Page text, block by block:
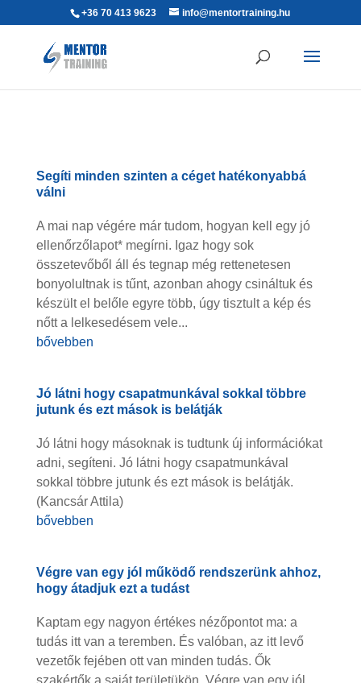
+36 70 413 9623 info@mentortraining.hu
Segíti minden szinten a céget hatékonyabbá
válni
A mai nap végére már tudom, hogyan kell egy jó
ellenőrzőlapot* megírni. Igaz hogy sok
összetevőből áll és tegnap még rettenetesen
bonyolultnak is tűnt, azonban ahogy csináltuk és
készült el belőle egyre több, úgy tisztult a kép és
nőtt a lelkesedésem vele...
bővebben
Jó látni hogy csapatmunkával sokkal többre
jutunk és ezt mások is belátják
Jó látni hogy másoknak is tudtunk új információkat
adni, segíteni. Jó látni hogy csapatmunkával
sokkal többre jutunk és ezt mások is belátják.
(Kancsár Attila)
bővebben
Végre van egy jól működő rendszerünk ahhoz,
hogy átadjuk ezt a tudást
Kaptam egy nagyon értékes nézőpontot ma: a
tudás itt van a teremben. És valóban, az itt levő
vezetők fejében ott van minden tudás. Ők
szakértők a saját területükön. Végre van egy jól